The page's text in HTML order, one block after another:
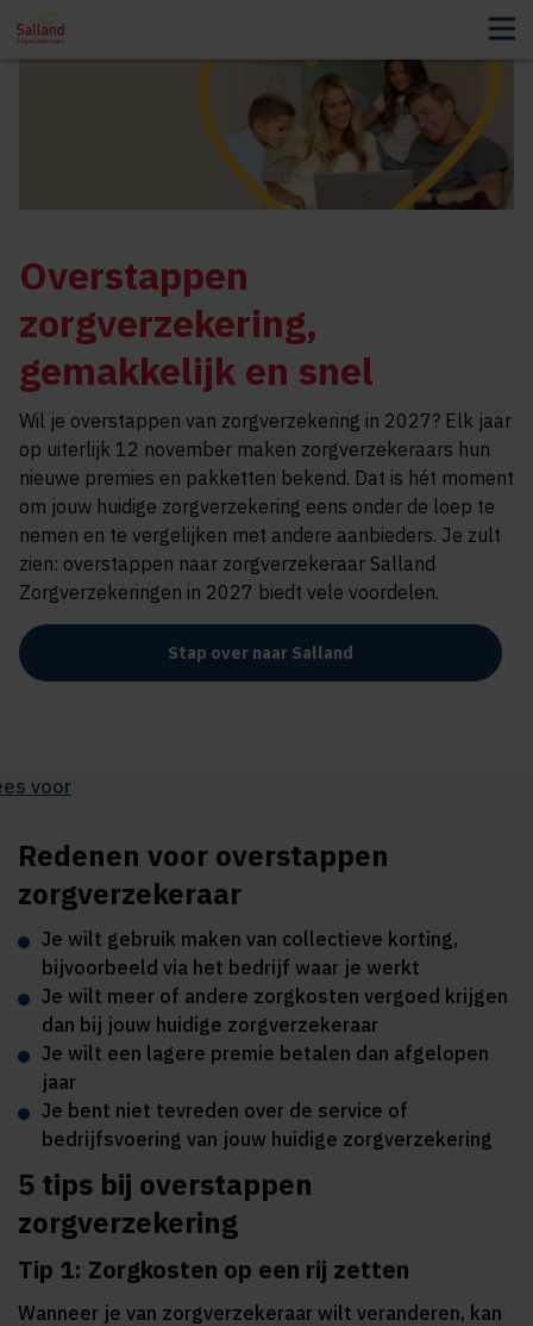
Overstappen
zorgverzekering,
gemakkelijk en snel
Wil je overstappen van zorgverzekering in 2027? Elk jaar
op uiterlijk 12 november maken zorgverzekeraars hun
nieuwe premies en pakketten bekend. Dat is hét moment
om jouw huidige zorgverzekering eens onder de loep te
nemen en te vergelijken met andere aanbieders. Je zult
zien: overstappen naar zorgverzekeraar Salland
Zorgverzekeringen in 2027 biedt vele voordelen.
Stap over naar Salland
voor
Redenen voor overstappen
zorgverzekeraar
Je wilt gebruik maken van collectieve korting,
bijvoorbeeld via het bedrijf waar je werkt
Je wilt meer of andere zorgkosten vergoed krijgen
dan bij jouw huidige zorgverzekeraar
Je wilt een lagere premie betalen dan afgelopen
jaar
Je bent niet tevreden over de service of
bedrijfsvoering van jouw huidige zorgverzekering
5 tips bij overstappen
zorgverzekering
Tip 1: Zorgkosten op een rij zetten
Wanneer je van zorgverzekeraar wilt veranderen, kan